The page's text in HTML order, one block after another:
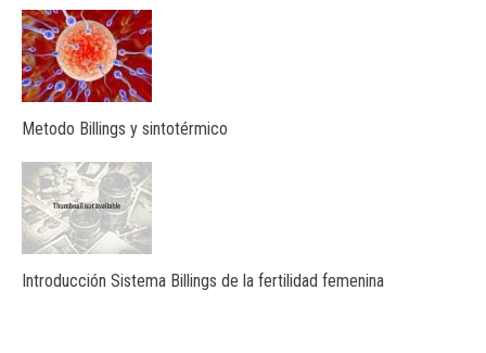
Metodo Billings y sintotérmico
Introducción Sistema Billings de la fertilidad femenina